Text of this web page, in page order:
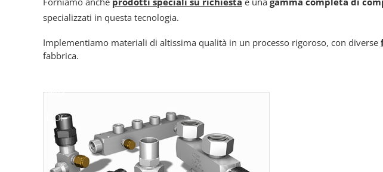
specializzati in questa tecnologia.
Implementiamo materiali di altissima qualità in un processo rigoroso, con diverse
fabbrica.
FINO A
bar